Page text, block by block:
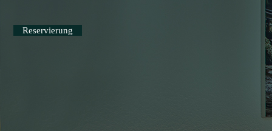
Reservierung